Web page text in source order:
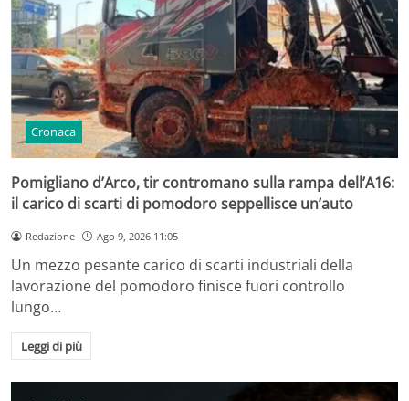
Cronaca
Pomigliano d’Arco, tir contromano sulla rampa dell’A16:
il carico di scarti di pomodoro seppellisce un’auto
Redazione Ago 9, 2026 11:05
Un mezzo pesante carico di scarti industriali della
lavorazione del pomodoro finisce fuori controllo
lungo…
Leggi di più